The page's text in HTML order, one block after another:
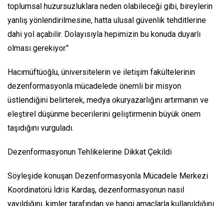
toplumsal huzursuzluklara neden olabileceği gibi, bireylerin
yanlış yönlendirilmesine, hatta ulusal güvenlik tehditlerine
dahi yol açabilir. Dolayısıyla hepimizin bu konuda duyarlı
olması gerekiyor."
Hacımüftüoğlu, üniversitelerin ve iletişim fakültelerinin
dezenformasyonla mücadelede önemli bir misyon
üstlendiğini belirterek, medya okuryazarlığını artırmanın ve
eleştirel düşünme becerilerini geliştirmenin büyük önem
taşıdığını vurguladı.
Dezenformasyonun Tehlikelerine Dikkat Çekildi
Söyleşide konuşan Dezenformasyonla Mücadele Merkezi
Koordinatörü İdris Kardaş, dezenformasyonun nasıl
yayıldığını, kimler tarafından ve hangi amaçlarla kullanıldığını